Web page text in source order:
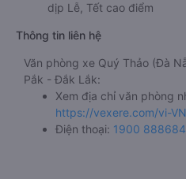
dịp Lễ, Tết cao điểm
Thông tin liên hệ
Văn phòng xe Quý Thảo (Đà
Pắk - Đắk Lắk:
Xem địa chỉ văn phòng
https://vexere.com/vi-
Điện thoại: 1900 888684